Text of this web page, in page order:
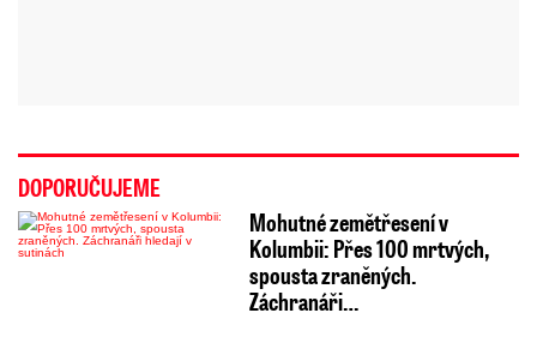
DOPORUČUJEME
Mohutné zemětřesení v
Kolumbii: Přes 100 mrtvých,
spousta zraněných.
Záchranáři…